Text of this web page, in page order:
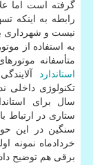
گرفته است اما
رابطه به اینکه
نیست و شهرداری
به استفاده از
متأسفانه
استاندارد
تکنولوژی داخلی
سال برای
ستاری در ارتباط
سنگین در این
خردادماه نمونه
برقی هم توضیح